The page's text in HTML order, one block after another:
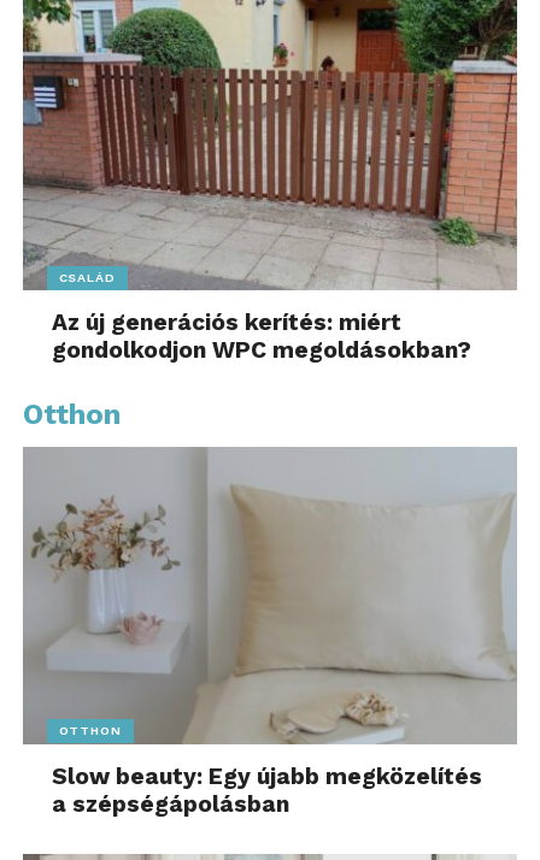
CSALÁD
Az új generációs kerítés: miért
gondolkodjon WPC megoldásokban?
Otthon
OTTHON
Slow beauty: Egy újabb megközelítés
a szépségápolásban